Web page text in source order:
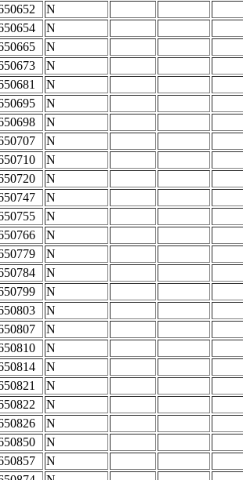
N
N
N
N
N
N
N
N
N
N
N
N
N
N
N
N
N
N
N
N
N
N
N
N
N